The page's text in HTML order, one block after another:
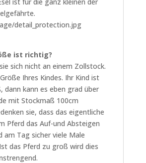
ist richtig?
sich nicht an einem Zollstock.
Ihres Kindes. Ihr Kind ist
dann kann es eben grad über
mit Stockmaß 100cm
sie, dass das eigentliche
Pferd das Auf-und Absteigen
am Tag sicher viele Male
das Pferd zu groß wird dies